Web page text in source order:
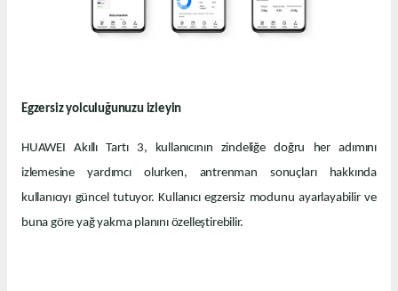
Egzersiz yolculuğunuzu izleyin
HUAWEI Akıllı Tartı 3, kullanıcının zindeliğe doğru her adımını
izlemesine yardımcı olurken, antrenman sonuçları hakkında
kullanıcıyı güncel tutuyor. Kullanıcı egzersiz modunu ayarlayabilir ve
buna göre yağ yakma planını özelleştirebilir.